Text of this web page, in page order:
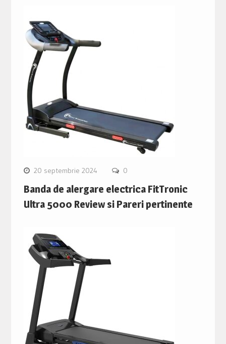
20 septembrie 2024 0
Banda de alergare electrica FitTronic
Ultra 5000 Review si Pareri pertinente